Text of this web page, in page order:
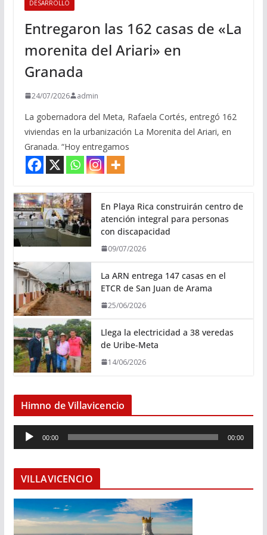
DESARROLLO
Entregaron las 162 casas de «La
morenita del Ariari» en
Granada
24/07/2026 admin
La gobernadora del Meta, Rafaela Cortés, entregó 162
viviendas en la urbanización La Morenita del Ariari, en
Granada. “Hoy entregamos
En Playa Rica construirán centro de
atención integral para personas
con discapacidad
09/07/2026
La ARN entrega 147 casas en el
ETCR de San Juan de Arama
25/06/2026
Llega la electricidad a 38 veredas
de Uribe-Meta
14/06/2026
Himno de Villavicencio
e
o
d
u
00:00 00:00
VILLAVICENCIO